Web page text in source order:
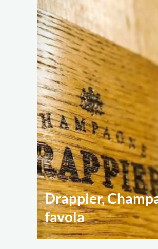
Drappier,
favola